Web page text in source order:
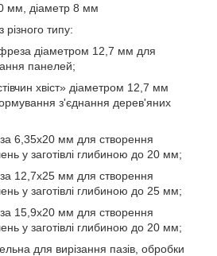
мм, діаметр 8 мм
типу:
діаметром 12,7 мм для
панелей;
хвіст» діаметром 12,7 мм
з'єднання дерев'яних
6,35х20 мм для створення
у заготівлі глибиною до 20 мм;
12,7х25 мм для створення
у заготівлі глибиною до 25 мм;
15,9х20 мм для створення
у заготівлі глибиною до 20 мм;
для вирізання пазів, обробки